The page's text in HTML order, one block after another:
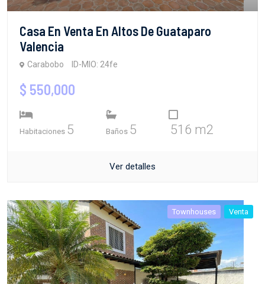
Casa En Venta En Altos De Guataparo
Valencia
Carabobo ID-MIO: 24fe
$ 550,000
Habitaciones 5 Baños 5 516 m2
Ver detalles
Townhouses Venta